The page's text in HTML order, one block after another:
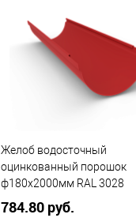
Желоб водосточный
оцинкованный порошок
ф180х2000мм RAL 3028
784.80 руб.